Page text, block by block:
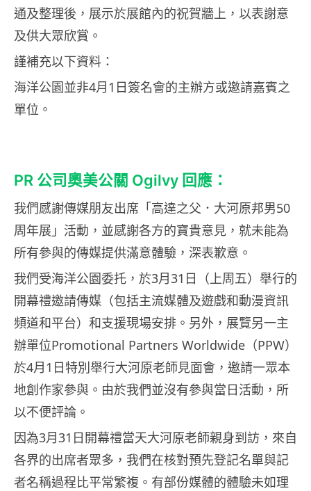
通及整理後，展示於展館內的祝賀牆上，以表謝意
及供大眾欣賞。
謹補充以下資料：
海洋公園並非4月1日簽名會的主辦方或邀請嘉賓之
單位。
PR 公司奧美公關 Ogilvy 回應：
我們感謝傳媒朋友出席「高達之父．大河原邦男50
周年展」活動，並感謝各方的寶貴意見，就未能為
所有參與的傳媒提供滿意體驗，深表歉意。
我們受海洋公園委托，於3月31日（上周五）舉行的
開幕禮邀請傳媒（包括主流媒體及遊戲和動漫資訊
頻道和平台）和支援現場安排。另外，展覽另一主
辦單位Promotional Partners Worldwide（PPW）
於4月1日特別舉行大河原老師見面會，邀請一眾本
地創作家參與。由於我們並沒有參與當日活動，所
以不便評論。
因為3月31日開幕禮當天大河原老師親身到訪，來自
各界的出席者眾多，我們在核對預先登記名單與記
者名稱過程比平常繁複。有部份媒體的體驗未如理